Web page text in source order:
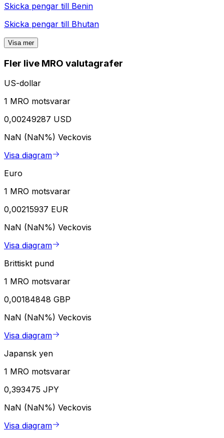
Skicka pengar till Benin
Skicka pengar till Bhutan
Visa mer
Fler live MRO valutagrafer
US-dollar
1 MRO motsvarar
0,00249287 USD
NaN (NaN%) Veckovis
Visa diagram
Euro
1 MRO motsvarar
0,00215937 EUR
NaN (NaN%) Veckovis
Visa diagram
Brittiskt pund
1 MRO motsvarar
0,00184848 GBP
NaN (NaN%) Veckovis
Visa diagram
Japansk yen
1 MRO motsvarar
0,393475 JPY
NaN (NaN%) Veckovis
Visa diagram